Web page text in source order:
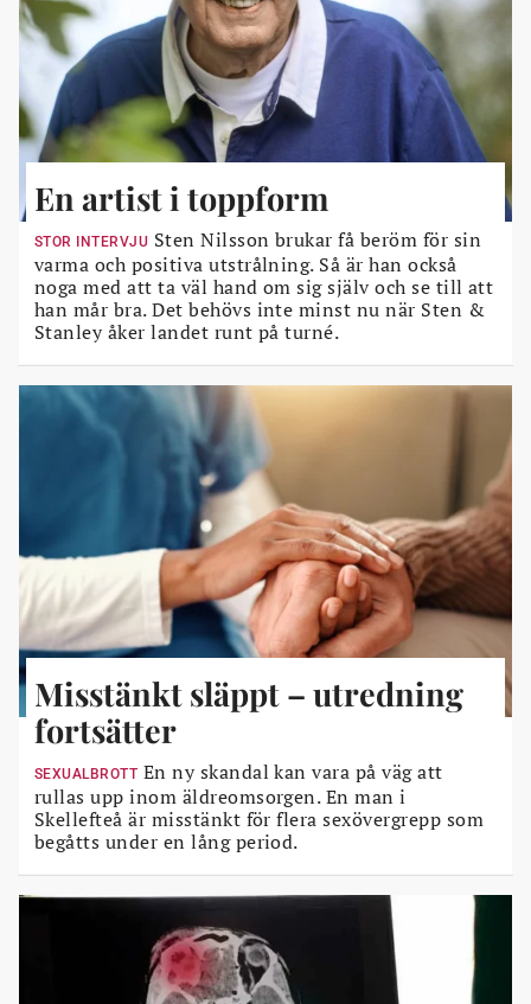
En artist i toppform
STOR INTERVJU Sten Nilsson brukar få beröm för sin
varma och positiva utstrålning. Så är han också
noga med att ta väl hand om sig själv och se till att
han mår bra. Det behövs inte minst nu när Sten &
Stanley åker landet runt på turné.
Misstänkt släppt – utredning
fortsätter
SEXUALBROTT En ny skandal kan vara på väg att
rullas upp inom äldreomsorgen. En man i
Skellefteå är misstänkt för flera sexövergrepp som
begåtts under en lång period.